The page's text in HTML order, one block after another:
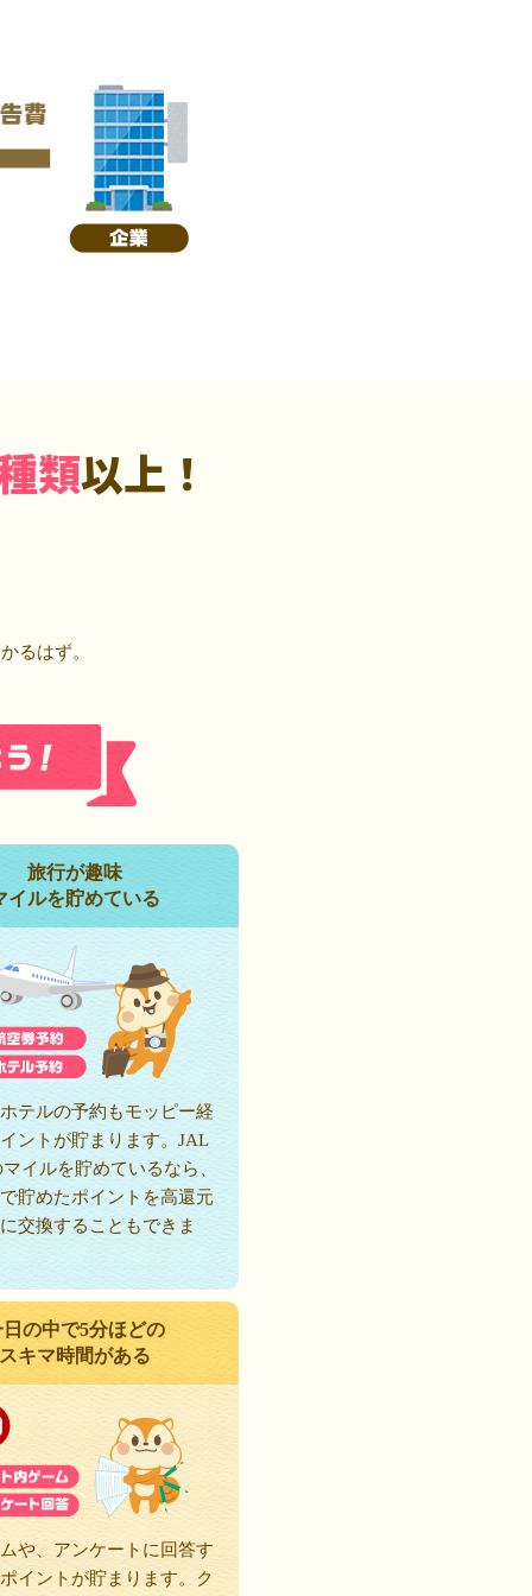
類以上！
るはず。
旅行が趣味
イルを貯めている
テルの予約もモッピー経
ントが貯まります。JAL
イルを貯めているなら、
貯めたポイントを高還元
交換することもできま
日の中で5分ほどの
スキマ時間がある
や、アンケートに回答す
イントが貯まります。ク